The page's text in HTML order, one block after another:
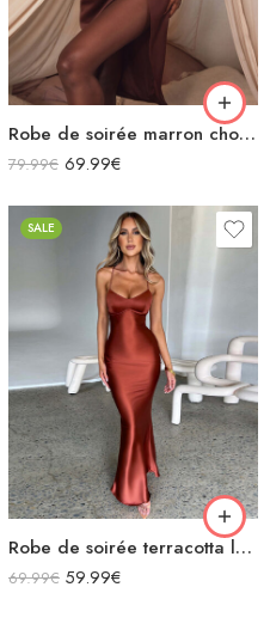
Robe de soirée marron chocolat midi moulante en satin décolleté sans manches fendue drapée
79.99€ 69.99€
SALE
Robe de soirée terracotta longue en satin bretelles spaghetti décolleté dos nu laçage croisées dans le dos
69.99€ 59.99€